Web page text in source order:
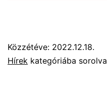
Közzétéve: 2022.12.18.
Hírek kategóriába sorolva